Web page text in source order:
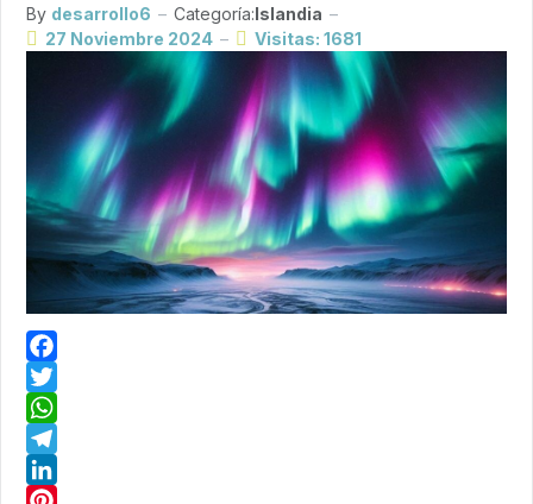
By desarrollo6 Categoría:Islandia
27 Noviembre 2024
Visitas: 1681
Facebook
Twitter
WhatsApp
Telegram
LinkedIn